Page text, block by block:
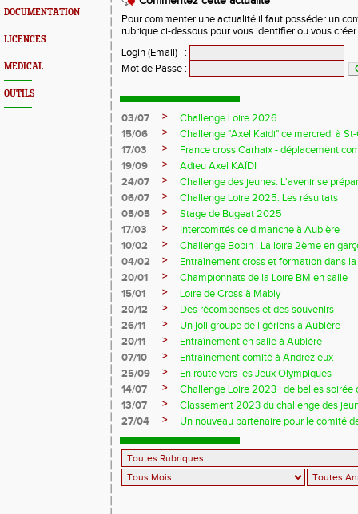
DOCUMENTATION
LICENCES
MEDICAL
OUTILS
Pour commenter une actualité il faut posséder un
rubrique ci-dessous pour vous identifier ou vous
Login (Email)
:
Mot de Passe :
03/07 >
Challenge Loire 2026
15/06
>
Challenge "Axel Kaidi" ce mercredi à
17/03
>
France cross Carhaix - déplacement
19/09
>
Adieu Axel KAÏDI
24/07
>
Challenge des jeunes: L'avenir se
06/07
>
Challenge Loire 2025: Les résultats
05/05
>
Stage de Bugeat 2025
17/03
>
Intercomités ce dimanche à Aubière
10/02
>
Challenge Bobin : La loire 2ème en
04/02
>
Entraînement cross et formation dans
20/01
>
Championnats de la Loire BM en salle
15/01
>
Loire de Cross à Mably
20/12
>
Des récompenses et des souvenirs
26/11
>
Un joli groupe de ligériens à Aubière
20/11
>
Entraînement en salle à Aubière
07/10
>
Entraînement comité à Andrezieux
25/09
>
En route vers les Jeux Olympiques
14/07
>
Challenge Loire 2023 : de belles soirée
13/07
>
Classement 2023 du challenge des
27/04
> Un nouveau partenaire pour le comité